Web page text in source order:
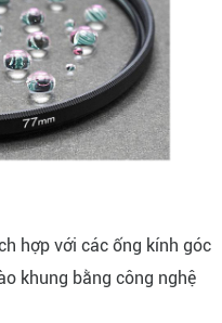
hợp với các ống kính góc
khung bằng công nghệ